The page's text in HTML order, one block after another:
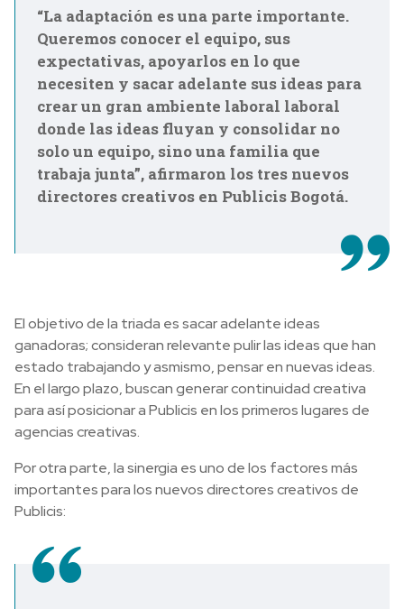
“La adaptación es una parte importante.
Queremos conocer el equipo, sus
expectativas, apoyarlos en lo que
necesiten y sacar adelante sus ideas para
crear un gran ambiente laboral laboral
donde las ideas fluyan y consolidar no
solo un equipo, sino una familia que
trabaja junta”, afirmaron los tres nuevos
directores creativos en Publicis Bogotá.
El objetivo de la triada es sacar adelante ideas
ganadoras; consideran relevante pulir las ideas que han
estado trabajando y asmismo, pensar en nuevas ideas.
En el largo plazo, buscan generar continuidad creativa
para así posicionar a Publicis en los primeros lugares de
agencias creativas.
Por otra parte, la sinergia es uno de los factores más
importantes para los nuevos directores creativos de
Publicis: